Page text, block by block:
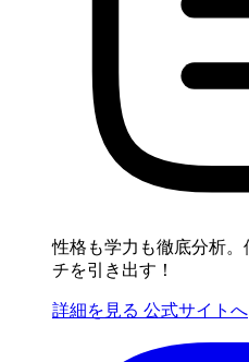
性格も学力も徹底分析
チを引き出す！
詳細を見る 公式サイトへ